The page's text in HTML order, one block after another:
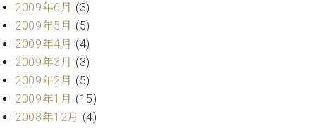
2009年6月 (3)
2009年5月 (5)
2009年4月 (4)
2009年3月 (3)
2009年2月 (5)
2009年1月 (15)
2008年12月 (4)